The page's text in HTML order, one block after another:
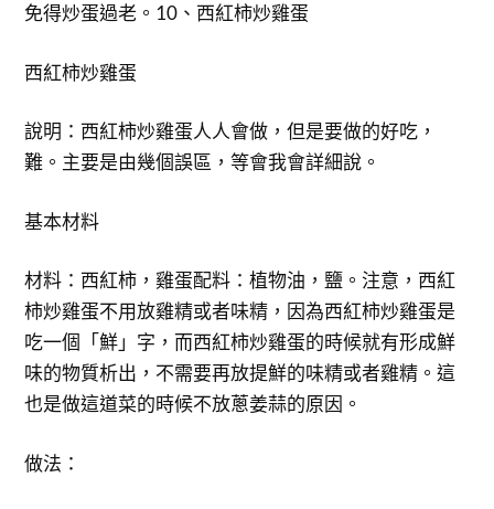
免得炒蛋過老。10、西紅柿炒雞蛋
西紅柿炒雞蛋
說明：西紅柿炒雞蛋人人會做，但是要做的好吃，
難。主要是由幾個誤區，等會我會詳細說。
基本材料
材料：西紅柿，雞蛋配料：植物油，鹽。注意，西紅
柿炒雞蛋不用放雞精或者味精，因為西紅柿炒雞蛋是
吃一個「鮮」字，而西紅柿炒雞蛋的時候就有形成鮮
味的物質析出，不需要再放提鮮的味精或者雞精。這
也是做這道菜的時候不放蔥姜蒜的原因。
做法：